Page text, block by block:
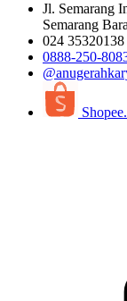
Jl. Semarang
Semarang
024 35320138
0888-250-